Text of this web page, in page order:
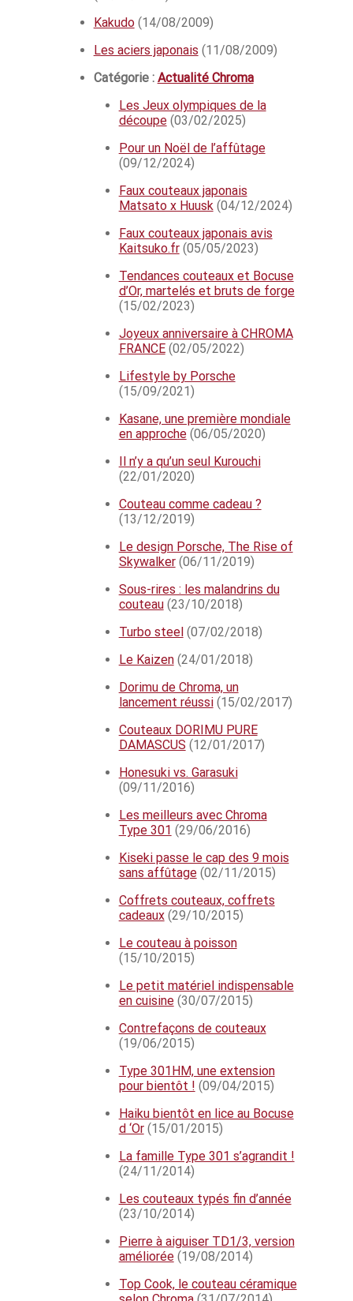
Kakudo(14/08/2009)
Les aciers japonais (11/08/2009)
Catégorie : Actualité Chroma
Les Jeux olympiques de la
découpe(03/02/2025)
Pour un Noël de l’affûtage
(09/12/2024)
Faux couteaux japonais
Matsato x Huusk(04/12/2024)
Faux couteaux japonais avis
Kaitsuko.fr(05/05/2023)
Tendances couteaux et Bocuse
d’Or, martelés et bruts de forge
(15/02/2023)
Joyeux anniversaire à CHROMA
FRANCE(02/05/2022)
Lifestyle by Porsche
(15/09/2021)
Kasane, une première mondiale
en approche(06/05/2020)
Il n’y a qu’un seul Kurouchi
(22/01/2020)
Couteau comme cadeau ?
(13/12/2019)
Le design Porsche, The Rise of
Skywalker(06/11/2019)
Sous-rires : les malandrins du
couteau(23/10/2018)
Turbo steel(07/02/2018)
Le Kaizen(24/01/2018)
Dorimu de Chroma, un
lancement réussi(15/02/2017)
Couteaux DORIMU PURE
DAMASCUS (12/01/2017)
Honesuki vs. Garasuki
(09/11/2016)
Les meilleurs avec Chroma
Type 301 (29/06/2016)
Kiseki passe le cap des 9 mois
sans affûtage(02/11/2015)
Coffrets couteaux, coffrets
cadeaux(29/10/2015)
Le couteau à poisson
(15/10/2015)
Le petit matériel indispensable
en cuisine(30/07/2015)
Contrefaçons de couteaux
(19/06/2015)
Type 301HM, une extension
pour bientôt ! (09/04/2015)
Haiku bientôt en lice au Bocuse
d ‘Or(15/01/2015)
La famille Type 301 s’agrandit !
(24/11/2014)
Les couteaux typés fin d’année
(23/10/2014)
Pierre à aiguiser TD1/3, version
améliorée(19/08/2014)
Top Cook, le couteau céramique